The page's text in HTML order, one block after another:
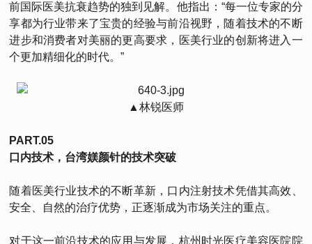
前国际医美抗衰趋势的独到见解。他指出：“每一位专家的分
享都为行业带来了宝贵的经验与前沿视野，随着技术的不断
进步和消费者对美丽的更高要求，医美行业的创新将进入一
个更加精细化的时代。”
▲林锐医师
PART.05
口内技术，台湾媄颜针的技术突破
随着医美行业技术的不断革新，口内注射技术凭借其高效、
安全、自然的治疗优势，正逐渐成为市场关注的重点。
对于这一前沿技术的应用与发展，杭州时光医疗美容医院院